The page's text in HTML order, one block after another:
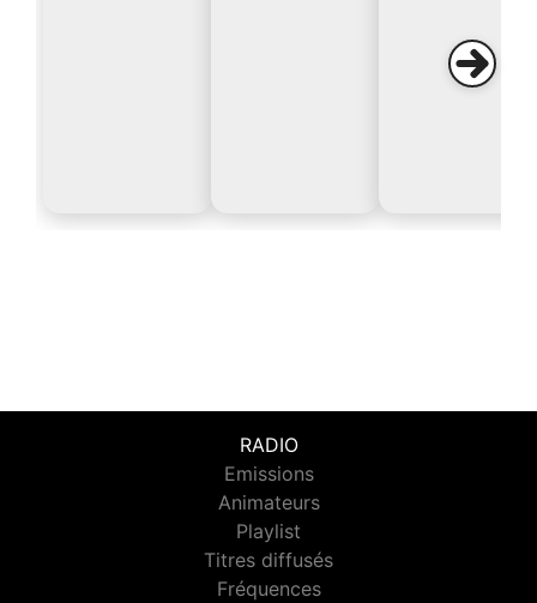
RADIO
Emissions
Animateurs
Playlist
Titres diffusés
Fréquences